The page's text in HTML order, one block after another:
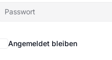
Angemeldet bleiben